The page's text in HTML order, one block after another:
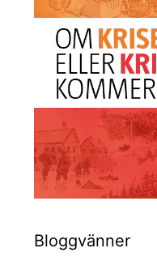
Bloggvänner